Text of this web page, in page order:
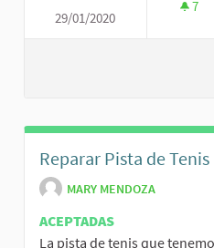
29/01/2020
7
Reparar Pista de Tenis
MARY MENDOZA
ACEPTADAS
La pista de tenis que